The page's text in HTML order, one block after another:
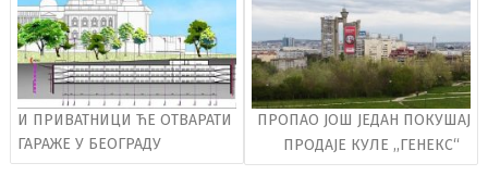
И ПРИВАТНИЦИ ЋЕ ОТВАРАТИ
ГАРАЖЕ У БЕОГРАДУ
ПРОПАО ЈОШ ЈЕДАН ПОКУШАЈ
ПРОДАЈЕ КУЛЕ ,,ГЕНЕКС“